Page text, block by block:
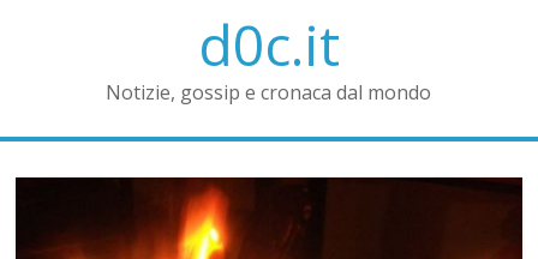
d0c.it
Notizie, gossip e cronaca dal mondo